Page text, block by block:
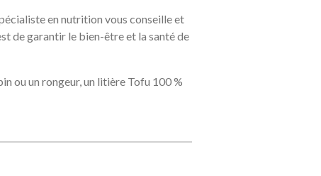
en nutrition vous conseille et
de garantir le bien-être et la santé de
ou un rongeur, un litière Tofu 100 %